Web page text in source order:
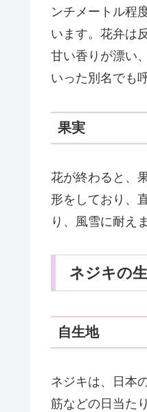
ンチメートル程
います。花弁は
甘い香りが漂い
いった別名でも
果実
花が終わると、
形をしており、
り、風雪に耐え
ネジキの
自生地
ネジキは、日本
筋などの日当た